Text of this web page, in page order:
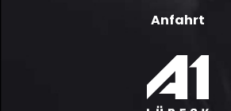
Anfahrt